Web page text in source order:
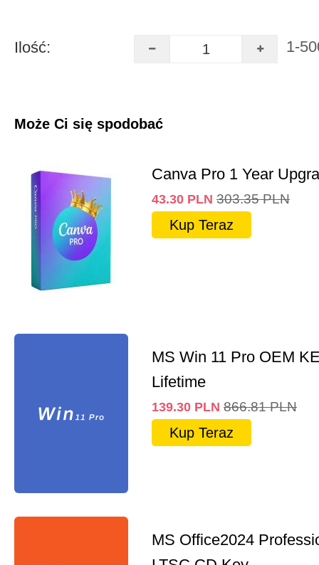
Ilość: 1-
Może Ci się spodobać
Canva Pro 1 Year
43.30 PLN 303.35 PLN
Kup Teraz
MS Win 11 Pro OEM
Lifetime
139.30 PLN 866.81 PLN
Kup Teraz
MS Office2024